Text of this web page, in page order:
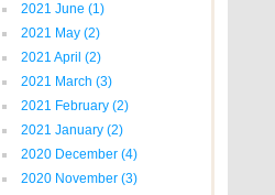
2021 June (1)
2021 May (2)
2021 April (2)
2021 March (3)
2021 February (2)
2021 January (2)
2020 December (4)
2020 November (3)